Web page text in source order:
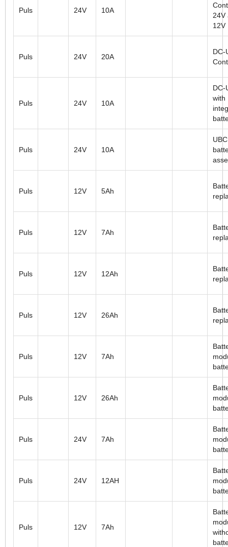
Puls 24V 10A
24V
12V
Puls 24V 20A
DC-
Puls 24V 10A
DC-
with
Puls 24V 10A
Puls 12V 5Ah
Puls 12V 7Ah
Puls 12V 12Ah
Puls 12V 26Ah
Puls 12V 7Ah
Puls 12V 26Ah
Puls 24V 7Ah
Puls 24V 12AH
Puls 12V 7Ah